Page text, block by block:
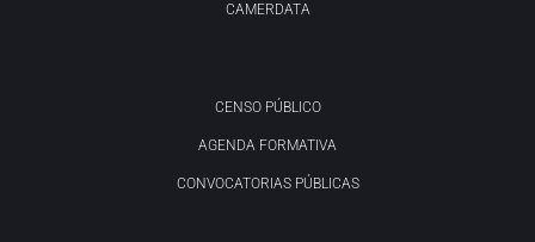
CAMERDATA
CENSO PÚBLICO
AGENDA FORMATIVA
CONVOCATORIAS PÚBLICAS